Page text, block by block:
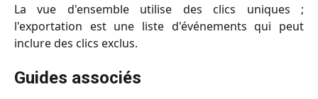
La vue d'ensemble utilise des clics uniques ;
l'exportation est une liste d'événements qui peut
inclure des clics exclus.
Guides associés